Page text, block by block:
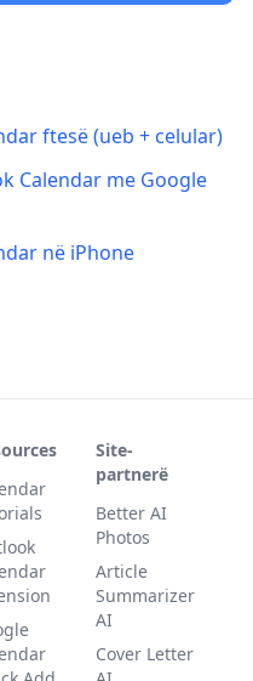
ftesë (ueb + celular)
Calendar me Google
në iPhone
Site-
partnerë
Better AI
Photos
Article
Summarizer
AI
Cover Letter